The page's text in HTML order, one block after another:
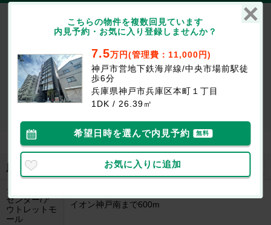
ﾚｼﾞﾃﾞﾝｽ神戸ｳｨｽﾃﾘｱﾊﾟｰｸ
7.5万円(管理費等：11,000円)
1DK / 26.39㎡ / 8階
最新の空室状況が知りたい
初期費用が
周辺施設
ショッピング
センター/ア
ウトレットモ
ール
イオン神戸南まで600m
こちらの物件を複数回見ています
内見予約・お気に入り登録しませんか？
7.5万円(管理費：11,000円)
神戸市営地下鉄海岸線/中央市場前駅徒
歩6分
兵庫県神戸市兵庫区本町１丁目
1DK / 26.39㎡
希望日時を選んで内見予約 無料
お気に入りに追加